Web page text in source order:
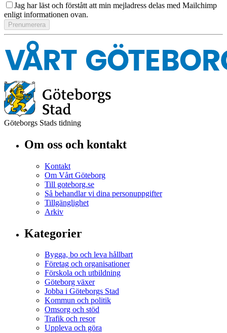
Jag har läst och förstått att min mejladress delas med Mailchimp
enligt informationen ovan.
Göteborgs Stads tidning
Om oss och kontakt
Kontakt
Om Vårt Göteborg
Till goteborg.se
Så behandlar vi dina personuppgifter
Tillgänglighet
Arkiv
Kategorier
Bygga, bo och leva hållbart
Företag och organisationer
Förskola och utbildning
Göteborg växer
Jobba i Göteborgs Stad
Kommun och politik
Omsorg och stöd
Trafik och resor
Uppleva och göra